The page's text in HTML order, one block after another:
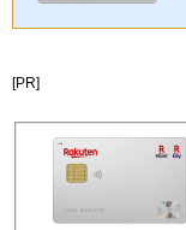
[PR]